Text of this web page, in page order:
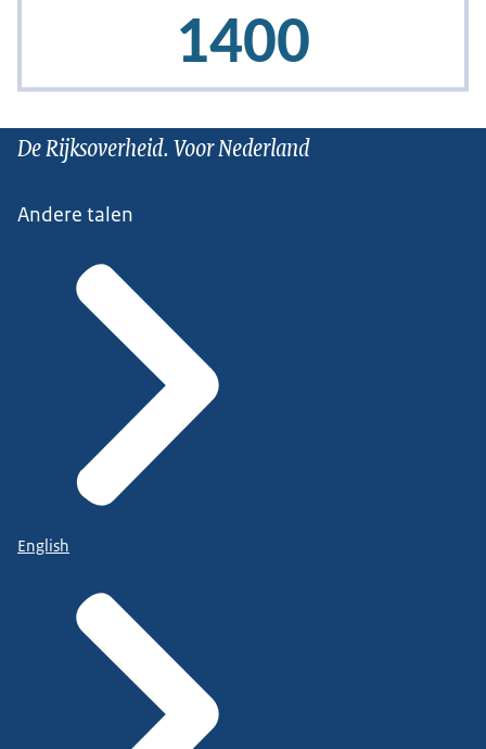
De Rijksoverheid. Voor Nederland
Andere talen
English